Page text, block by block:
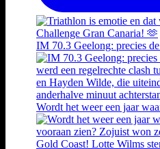
IM 70.3 Geelong: precies
Wordt het weer een jaar